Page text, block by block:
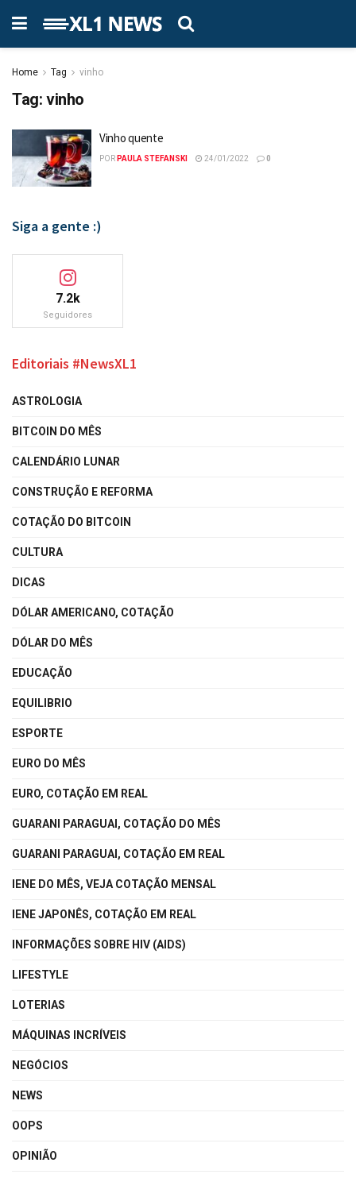
Home Tag vinho
Tag: vinho
Vinho quente
POR PAULA STEFANSKI 24/01/2022 0
Siga a gente :)
7.2k
Seguidores
Editoriais #NewsXL1
ASTROLOGIA
BITCOIN DO MÊS
CALENDÁRIO LUNAR
CONSTRUÇÃO E REFORMA
COTAÇÃO DO BITCOIN
CULTURA
DICAS
DÓLAR AMERICANO, COTAÇÃO
DÓLAR DO MÊS
EDUCAÇÃO
EQUILIBRIO
ESPORTE
EURO DO MÊS
EURO, COTAÇÃO EM REAL
GUARANI PARAGUAI, COTAÇÃO DO MÊS
GUARANI PARAGUAI, COTAÇÃO EM REAL
IENE DO MÊS, VEJA COTAÇÃO MENSAL
IENE JAPONÊS, COTAÇÃO EM REAL
INFORMAÇÕES SOBRE HIV (AIDS)
LIFESTYLE
LOTERIAS
MÁQUINAS INCRÍVEIS
NEGÓCIOS
NEWS
OOPS
OPINIÃO